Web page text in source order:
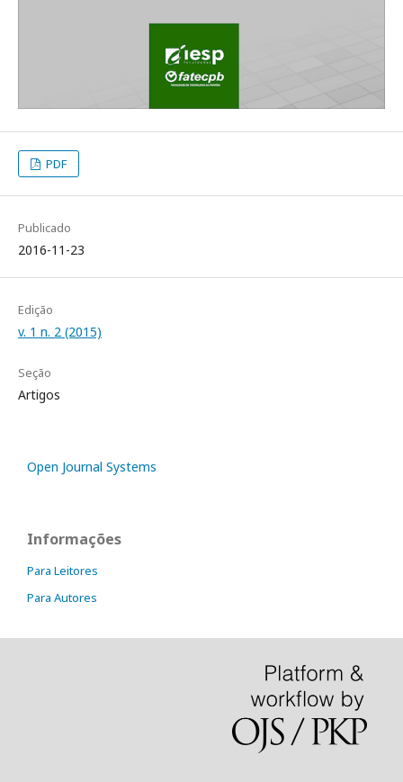
PDF
Publicado
2016-11-23
Edição
v. 1 n. 2 (2015)
Seção
Artigos
Open Journal Systems
Informações
Para Leitores
Para Autores